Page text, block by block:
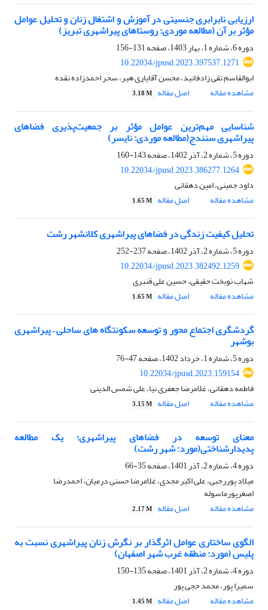
ارزیابی نابرابری جنسیتی در آموزش و اشتغال زنان و تحلیل عوامل
مؤثر بر آن (مطالعه موردی: روستاهای پیراشهری تبریز)
دوره 6، شماره 1، بهار 1403، صفحه
131-156
10.22034/jpusd.2023.397537.1271
ابوالقاسم تقی زادفانید، محسن آقایاری هیر، سحر احمدزاده نقده
مشاهده مقاله
اصل مقاله 3.18 M
شناسایی مهم‌ترین عوامل مؤثر بر جمعیت‌پذیری فضاهای
پیراشهری سنندج(مطالعه موردی: نایسر)
دوره 5، شماره 2، آذر 1402، صفحه
143-160
10.22034/jpusd.2023.386277.1264
داود جمینی، امین دهقانی
مشاهده مقاله
اصل مقاله 1.65 M
تحلیل کیفیت زندگی در فضاهای پیراشهری کلانشهر رشت
دوره 5، شماره 2، آذر 1402، صفحه
237-252
10.22034/jpusd.2023.382492.1259
شهاب نوبخت حقیقی، حسین علی قنبری
مشاهده مقاله
اصل مقاله 1.65 M
گردشگری اجتماع محور و توسعه سکونتگاه های ساحلی – پیراشهری
بوشهر
دوره 5، شماره 1، خرداد 1402، صفحه
47-76
10.22034/jpusd.2023.159154
فاطمه دهقانی، غلامرضا جعفری نیا، علی شمس الدینی
مشاهده مقاله
اصل مقاله 3.15 M
معنای توسعه در فضاهای پیراشهری؛ یک مطالعه
پدیدارشناختی(مورد: شهر رشت)
دوره 4، شماره 2، آذر 1401، صفحه
35-66
میلاد پوررجبی، علی اکبر مجدی، غلامرضا حسنی درمیان، احمدرضا
اصغرپورماسوله
مشاهده مقاله
اصل مقاله 2.17 M
الگوی ساختاری عوامل اثرگذار بر نگرش زنان پیراشهری نسبت به
پلیس (مورد: منطقه غرب شهر اصفهان)
دوره 4، شماره 2، آذر 1401، صفحه
135-150
سمیرا پور، محمد حجی پور
مشاهده مقاله
اصل مقاله 1.45 M